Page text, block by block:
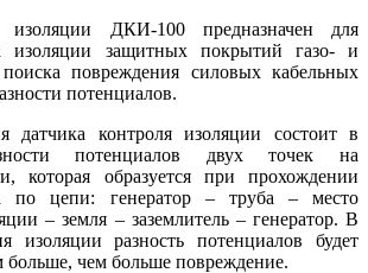
изоляции ДКИ-100 предназначен для
изоляции защитных покрытий газо- и
повреждения силовых кабельных
потенциалов.
датчика контроля изоляции состоит в
потенциалов двух точек на
которая образуется при прохождении
по цепи: генератор – труба – место
– земля – заземлитель – генератор. В
изоляции разность потенциалов будет
больше, чем больше повреждение.